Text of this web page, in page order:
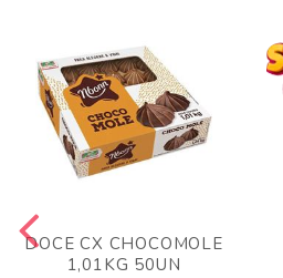
DOCE CX CHOCOMOLE
1,01KG 50UN